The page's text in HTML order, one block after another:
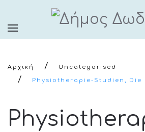
Αρχική
Uncategorised
Physiotherapie-Studien, Die